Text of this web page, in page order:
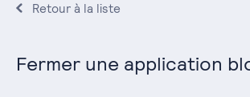
Retour à la liste
Fermer une application